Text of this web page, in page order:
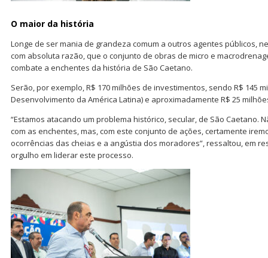
O maior da história
Longe de ser mania de grandeza comum a outros agentes públicos,
com absoluta razão, que o conjunto de obras de micro e
combate a enchentes da história de São Caetano.
Serão, por exemplo, R$ 170 milhões de investimentos, sendo R$ 145
Desenvolvimento da América Latina) e aproximadamente R$ 25
“Estamos atacando um problema histórico, secular, de São Caetano.
com as enchentes, mas, com este conjunto de ações, certamente
ocorrências das cheias e a angústia dos moradores”, ressaltou, em
orgulho em liderar este processo.